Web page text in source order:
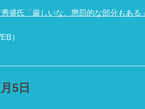
盛氏「厳しいな。懲罰的な部分もある」
）
5日